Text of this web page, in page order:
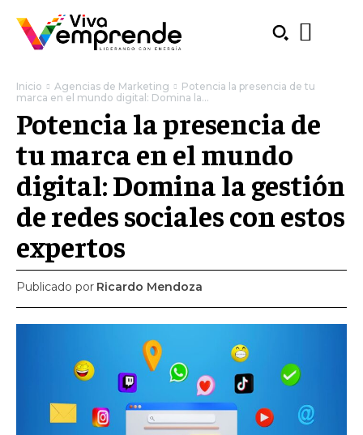
SUBSCRIBE
Welcome to Liberty Case
We have a curated list of the most noteworthy news from all
across the globe. With any subscription plan, you get access
exclusive articles that let you stay ahead of the curve.
Inicio Agencias de Marketing
Potencia la presencia de tu
marca en el mundo digital: Domina la...
Potencia la presencia de
tu marca en el mundo
digital: Domina la gestión
de redes sociales con estos
expertos
Publicado por Ricardo Mendoza